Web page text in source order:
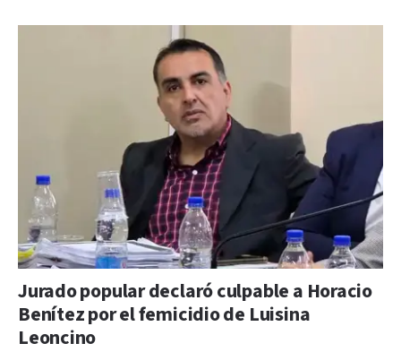
Jurado popular declaró culpable a Horacio
Benítez por el femicidio de Luisina
Leoncino